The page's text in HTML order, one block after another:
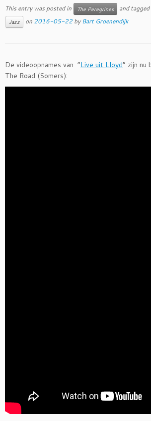
This entry was posted in The Peregrines and tagged
Jazz
on 2016-05-22 byBart Groenendijk
De videoopnames van “Live uit Lloyd” zijn nu
The Road (Somers):